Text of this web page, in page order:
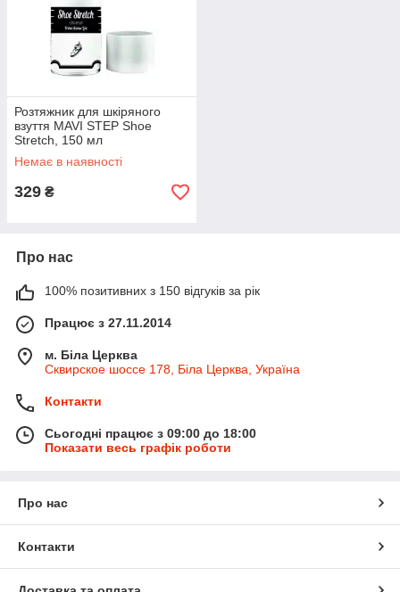
Розтяжник для шкіряного
взуття MAVI STEP Shoe
Stretch, 150 мл
Немає в наявності
329 ₴
Про нас
100% позитивних з 150 відгуків за рік
Працює з 27.11.2014
м. Біла Церква
Сквирское шоссе 178, Біла Церква, Україна
Контакти
Сьогодні працює з 09:00 до 18:00
Показати весь графік роботи
Про нас
Контакти